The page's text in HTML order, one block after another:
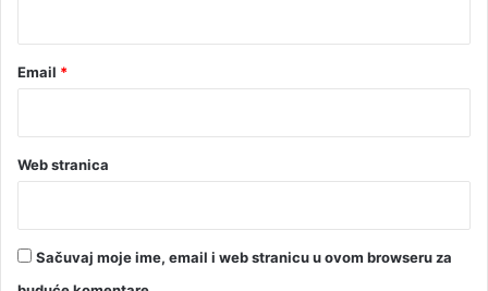
r
r
Email *
Web stranica
Sačuvaj moje ime, email i web stranicu u ovom browseru za